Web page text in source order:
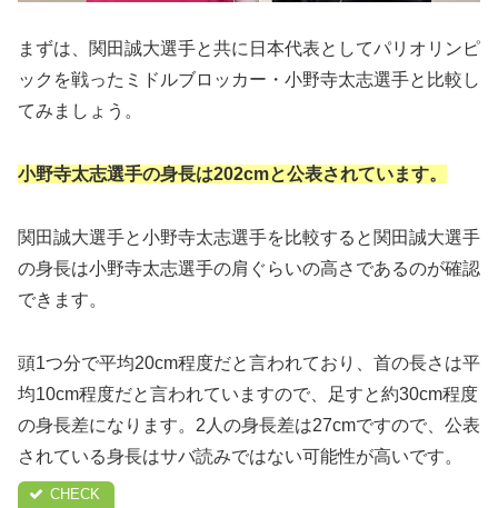
まずは、関田誠大選手と共に日本代表としてパリオリンピ
ックを戦ったミドルブロッカー・小野寺太志選手と比較し
てみましょう。
小野寺太志選手の身長は202cmと公表されています。
関田誠大選手と小野寺太志選手を比較すると関田誠大選手
の身長は小野寺太志選手の肩ぐらいの高さであるのが確認
できます。
頭1つ分で平均20cm程度だと言われており、首の長さは平
均10cm程度だと言われていますので、足すと約30cm程度
の身長差になります。2人の身長差は27cmですので、公表
されている身長はサバ読みではない可能性が高いです。